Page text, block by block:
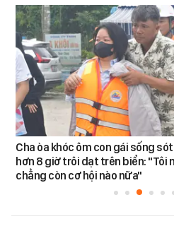
Cha òa khóc ôm con gái sống
hơn 8 giờ trôi dạt trên biển: "Tôi
chẳng còn cơ hội nào nữa"